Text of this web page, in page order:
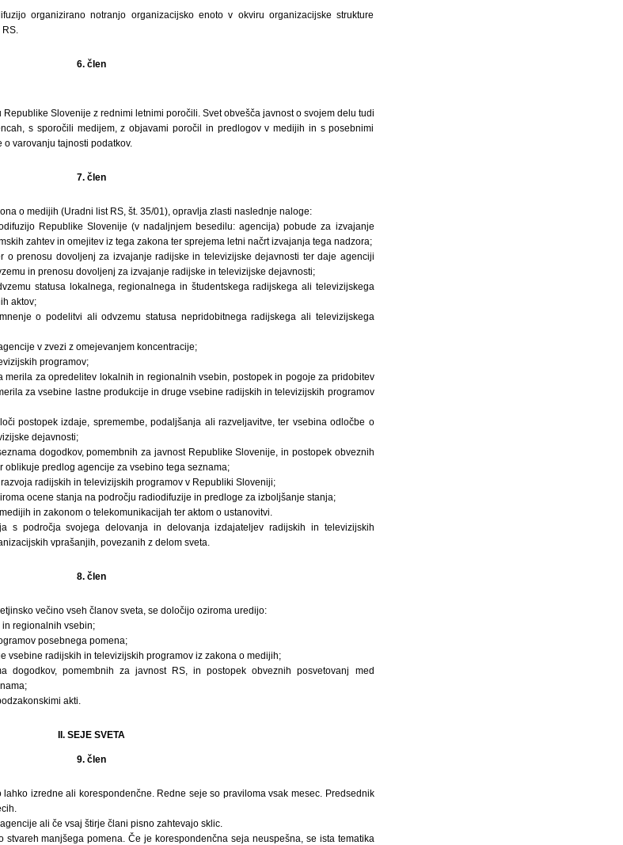
organizirano notranjo organizacijsko enoto v okviru organizacijske strukture
6. člen
Slovenije z rednimi letnimi poročili. Svet obvešča javnost o svojem delu tudi
s sporočili medijem, z objavami poročil in predlogov v medijih in s posebnimi
varovanju tajnosti podatkov.
7. člen
o medijih (Uradni list RS, št. 35/01), opravlja zlasti naslednje naloge:
Republike Slovenije (v nadaljnjem besedilu: agencija) pobude za izvajanje
zahtev in omejitev iz tega zakona ter sprejema letni načrt izvajanja tega nadzora;
o prenosu dovoljenj za izvajanje radijske in televizijske dejavnosti ter daje agenciji
in prenosu dovoljenj za izvajanje radijske in televizijske dejavnosti;
statusa lokalnega, regionalnega in študentskega radijskega ali televizijskega
aktov;
o podelitvi ali odvzemu statusa nepridobitnega radijskega ali televizijskega
v zvezi z omejevanjem koncentracije;
programov;
za opredelitev lokalnih in regionalnih vsebin, postopek in pogoje za pridobitev
za vsebine lastne produkcije in druge vsebine radijskih in televizijskih programov
postopek izdaje, spremembe, podaljšanja ali razveljavitve, ter vsebina odločbe o
dejavnosti;
dogodkov, pomembnih za javnost Republike Slovenije, in postopek obveznih
oblikuje predlog agencije za vsebino tega seznama;
radijskih in televizijskih programov v Republiki Sloveniji;
ocene stanja na področju radiodifuzije in predloge za izboljšanje stanja;
in zakonom o telekomunikacijah ter aktom o ustanovitvi.
s področja svojega delovanja in delovanja izdajateljev radijskih in televizijskih
vprašanjih, povezanih z delom sveta.
8. člen
večino vseh članov sveta, se določijo oziroma uredijo:
regionalnih vsebin;
posebnega pomena;
vsebine radijskih in televizijskih programov iz zakona o medijih;
dogodkov, pomembnih za javnost RS, in postopek obveznih posvetovanj med
akti.
II. SEJE SVETA
9. člen
izredne ali korespondenčne. Redne seje so praviloma vsak mesec. Predsednik
ali če vsaj štirje člani pisno zahtevajo sklic.
manjšega pomena. Če je korespondenčna seja neuspešna, se ista tematika